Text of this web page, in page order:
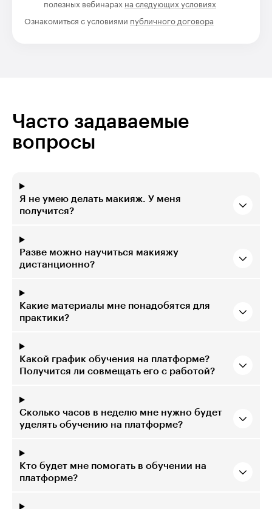
полезных вебинарах на следующих условиях
Ознакомиться с условиями публичного договора
Часто задаваемые
вопросы
Я не умею делать макияж. У меня
получится?
Разве можно научиться макияжу
дистанционно?
Какие материалы мне понадобятся для
практики?
Какой график обучения на платформе?
Получится ли совмещать его с работой?
Сколько часов в неделю мне нужно будет
уделять обучению на платформе?
Кто будет мне помогать в обучении на
платформе?